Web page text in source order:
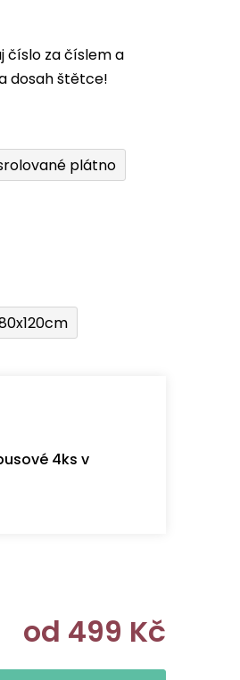
číslo za číslem a
dosah štětce!
plátno
4ks v
od 499 Kč